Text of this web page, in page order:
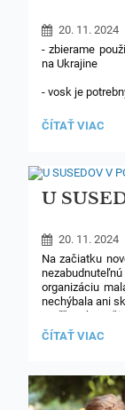
20. 11. 2024
- zbierame
na Ukrajine
- vosk je
- poslúžia
na reportáž
CHARITATÍVNY
VOSKU:
ČÍTAŤ VIAC
U
20. 11. 2024
Na začiatku
organizáciu
nechýbala ani
Keďže obe
v ďalekom
a znalec dejín
U
POĽSKU:
ČÍTAŤ VIAC